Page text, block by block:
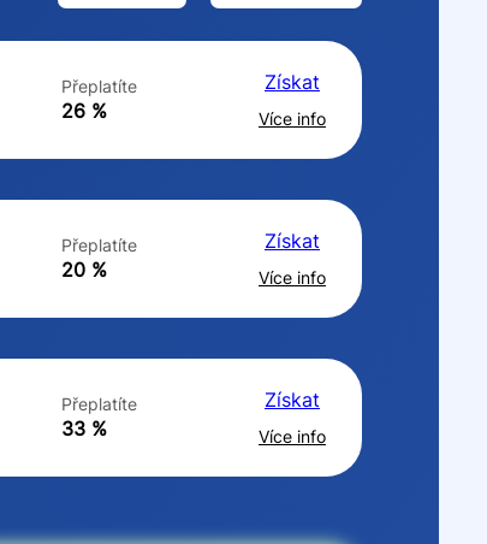
Přeplatíte
26 %
Získat
Více info
Přeplatíte
20 %
Získat
Více info
Přeplatíte
33 %
Získat
Více info